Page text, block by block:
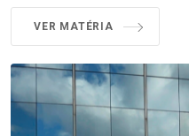
VER MATÉRIA